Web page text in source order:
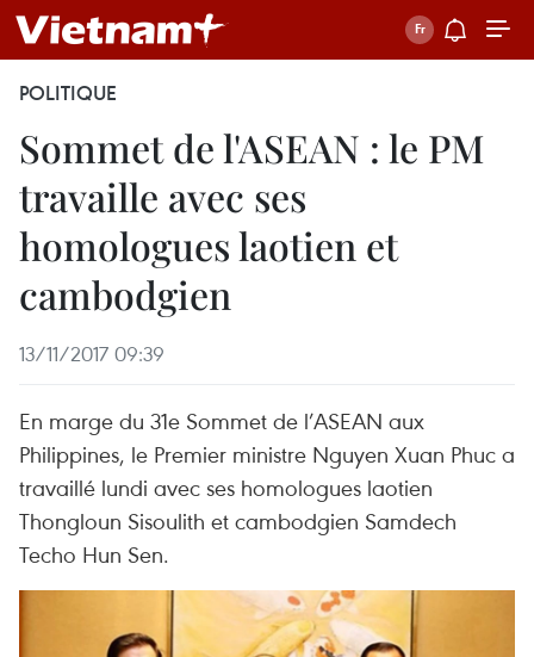
POLITIQUE
Sommet de l'ASEAN : le PM
travaille avec ses
homologues laotien et
cambodgien
13/11/2017 09:39
En marge du 31e Sommet de l’ASEAN aux
Philippines, le Premier ministre Nguyen Xuan Phuc a
travaillé lundi avec ses homologues laotien
Thongloun Sisoulith et cambodgien Samdech
Techo Hun Sen.